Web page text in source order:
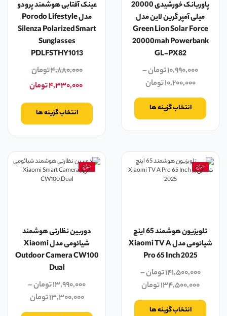
پاوربانک خورشیدی 20000
میلی آمپر گرین لاین مدل
Green Lion Solar Force
20000mah Powerbank
GL-PX82
۱۰,۹۹۰,۰۰۰تومان–
۱۰,۲۰۰,۰۰۰تومان
انتخاب گزینه ها
عینک آفتابی هوشمند پرودو
مدل Porodo Lifestyle
Silenza Polarized Smart
Sunglasses
PDLFSTHY1013
۴,۸۸۰,۰۰۰تومان
۴,۳۳۰,۰۰۰تومان
انتخاب گزینه ها
حراج
تلویزیون هوشمند 65 اینچ
شیائومی مدل Xiaomi TV A
Pro 65 Inch 2025
۱۴۱,۵۰۰,۰۰۰تومان–
۱۳۴,۵۰۰,۰۰۰تومان
انتخاب گزینه ها
حراج
دوربین نظارتی هوشمند
شیائومی مدل Xiaomi
Outdoor Camera CW100
Dual
۱۳,۹۹۰,۰۰۰تومان–
۱۳,۳۰۰,۰۰۰تومان